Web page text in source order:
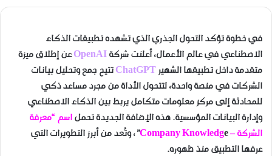
في خطوة تؤكد التحول الجذري الذي تشهده تطبيقات الذكاء
الاصطناعي في عالم الأعمال، أعلنت شركة OpenAIعن إطلاق ميزة
متقدمة داخل تطبيقها الشهير ChatGPT تتيح جمع وتحليل بيانات
الشركات في منصة واحدة، لتتحول الأداة من مجرد مساعد ذكي
للمحادثة إلى مركز معلومات متكامل يربط بين الذكاء الاصطناعي
وإدارة البيانات المؤسسية. هذه الإضافة الجديدة تحمل اسم “معرفة
الشركة – Company Knowledg
e”، وتُعد من أبرز التطويرات التي
عرفها التطبيق منذ ظهوره.